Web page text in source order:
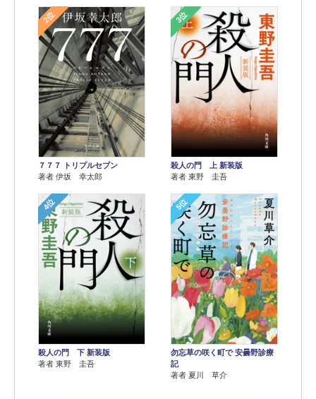
2位
７７７ トリプルセブン
著者 伊坂 幸太郎
3位
殺人の門 上 新装版
著者 東野 圭吾
4位
殺人の門 下 新装版
著者 東野 圭吾
5位
勿忘草の咲く町で 安曇野診療
記
著者 夏川 草介